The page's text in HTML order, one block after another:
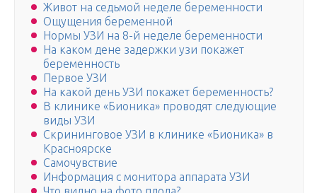
Живот на седьмой неделе беременности
Ощущения беременной
Нормы УЗИ на 8-й неделе беременности
На каком дене задержки узи покажет
беременность
Первое УЗИ
На какой день УЗИ покажет беременность?
В клинике «Бионика» проводят следующие
виды УЗИ
Скрининговое УЗИ в клинике «Бионика» в
Красноярске
Самочувствие
Информация с монитора аппарата УЗИ